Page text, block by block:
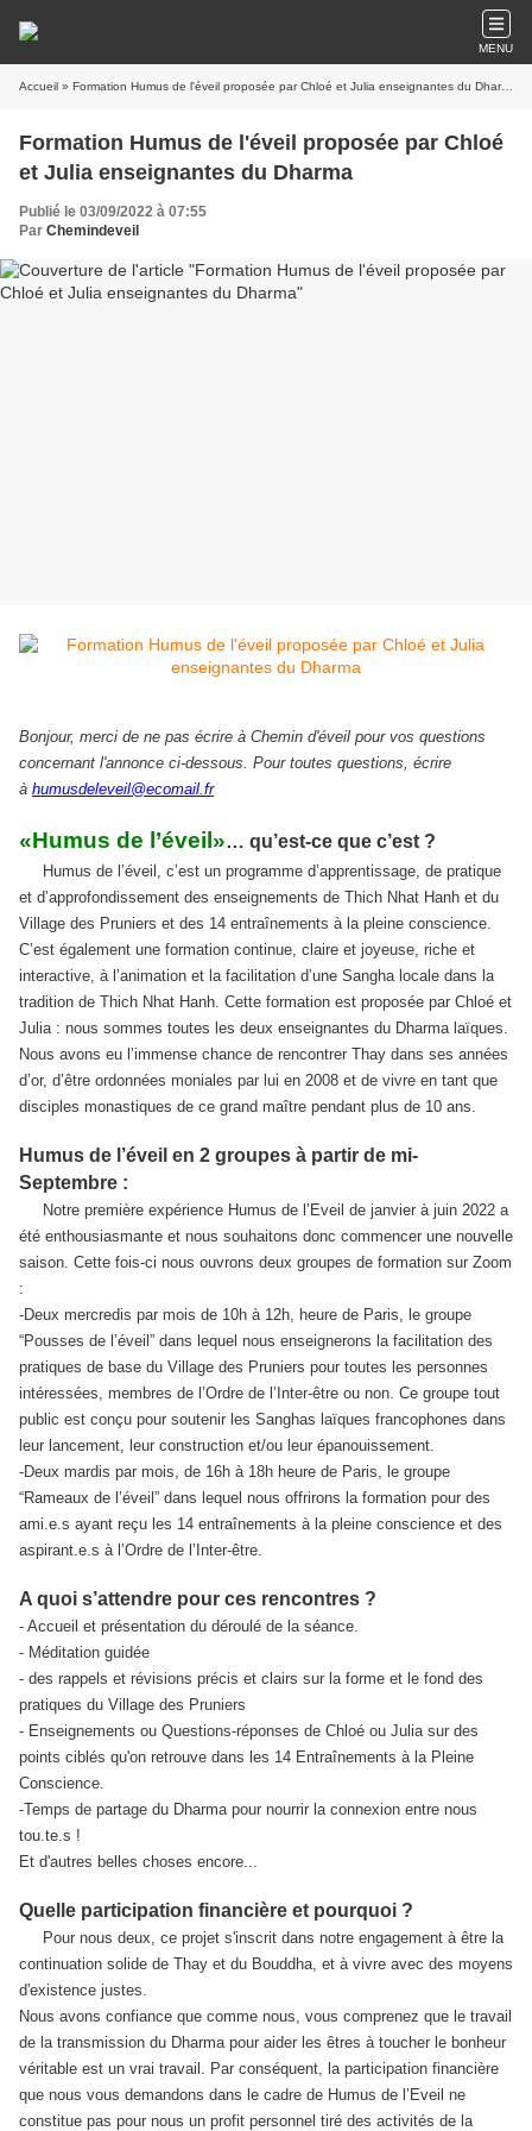
MENU
Accueil » Formation Humus de l'éveil proposée par Chloé et Julia enseignantes du Dharma
Formation Humus de l'éveil proposée par Chloé
et Julia enseignantes du Dharma
Publié le 03/09/2022 à 07:55
Par Chemindeveil
Bonjour, merci de ne pas écrire à Chemin d'éveil pour vos questions
concernant l'annonce ci-dessous. Pour toutes questions, écrire
à humusdeleveil@ecomail.fr
«Humus de l’éveil»… qu’est-ce que c’est ?
Humus de l’éveil, c’est un programme d’apprentissage, de pratique
et d’approfondissement des enseignements de Thich Nhat Hanh et du
Village des Pruniers et des 14 entraînements à la pleine conscience.
C’est également une formation continue, claire et joyeuse, riche et
interactive, à l’animation et la facilitation d’une Sangha locale dans la
tradition de Thich Nhat Hanh. Cette formation est proposée par Chloé et
Julia : nous sommes toutes les deux enseignantes du Dharma laïques.
Nous avons eu l’immense chance de rencontrer Thay dans ses années
d’or, d’être ordonnées moniales par lui en 2008 et de vivre en tant que
disciples monastiques de ce grand maître pendant plus de 10 ans.
Humus de l’éveil en 2 groupes à partir de mi-
Septembre :
Notre première expérience Humus de l’Eveil de janvier à juin 2022 a
été enthousiasmante et nous souhaitons donc commencer une nouvelle
saison. Cette fois-ci nous ouvrons deux groupes de formation sur Zoom
:
-Deux mercredis par mois de 10h à 12h, heure de Paris, le groupe
“Pousses de l’éveil” dans lequel nous enseignerons la facilitation des
pratiques de base du Village des Pruniers pour toutes les personnes
intéressées, membres de l’Ordre de l’Inter-être ou non. Ce groupe tout
public est conçu pour soutenir les Sanghas laïques francophones dans
leur lancement, leur construction et/ou leur épanouissement.
-Deux mardis par mois, de 16h à 18h heure de Paris, le groupe
“Rameaux de l’éveil” dans lequel nous offrirons la formation pour des
ami.e.s ayant reçu les 14 entraînements à la pleine conscience et des
aspirant.e.s à l’Ordre de l’Inter-être.
A quoi s’attendre pour ces rencontres ?
- Accueil et présentation du déroulé de la séance.
- Méditation guidée
- des rappels et révisions précis et clairs sur la forme et le fond des
pratiques du Village des Pruniers
- Enseignements ou Questions-réponses de Chloé ou Julia sur des
points ciblés qu'on retrouve dans les 14 Entraînements à la Pleine
Conscience.
-Temps de partage du Dharma pour nourrir la connexion entre nous
tou.te.s !
Et d'autres belles choses encore...
Quelle participation financière et pourquoi ?
Pour nous deux, ce projet s'inscrit dans notre engagement à être la
continuation solide de Thay et du Bouddha, et à vivre avec des moyens
d'existence justes.
Nous avons confiance que comme nous, vous comprenez que le travail
de la transmission du Dharma pour aider les êtres à toucher le bonheur
véritable est un vrai travail. Par conséquent, la participation financière
que nous vous demandons dans le cadre de Humus de l’Eveil ne
constitue pas pour nous un profit personnel tiré des activités de la